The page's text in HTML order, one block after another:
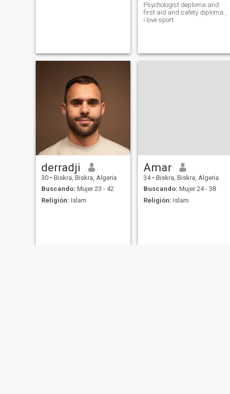
Psychologist deploma and
first aid and safety diploma ,
i love sport
derradji
30 • Biskra, Biskra, Algeria
Buscando: Mujer 23 - 42
Religión: Islam
Amar
34 • Biskra, Biskra, Algeria
Buscando: Mujer 24 - 38
Religión: Islam